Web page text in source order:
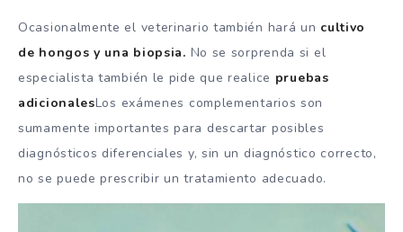
Ocasionalmente el veterinario también hará un cultivo
de hongos y una biopsia. No se sorprenda si el
especialista también le pide que realice pruebas
adicionalesLos exámenes complementarios son
sumamente importantes para descartar posibles
diagnósticos diferenciales y, sin un diagnóstico correcto,
no se puede prescribir un tratamiento adecuado.